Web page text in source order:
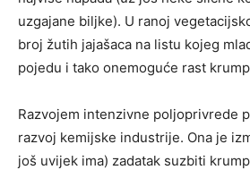
uzgajane biljke). U ranoj
broj žutih jajašaca na listu kojeg
pojedu i tako onemoguće rast
Razvojem intenzivne poljoprivrede
razvoj kemijske industrije. Ona je
još uvijek ima) zadatak suzbiti